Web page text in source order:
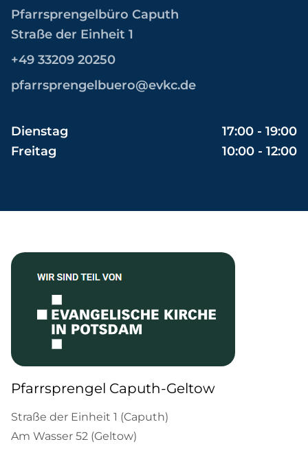
Pfarrsprengelbüro Caputh
Straße der Einheit 1
+49 33209 20250
pfarrsprengelbuero@evkc.de
Dienstag
17:00 - 19:00
Freitag
10:00 - 12:00
Pfarrsprengel Caputh-Geltow
Straße der Einheit 1 (Caputh)
Am Wasser 52 (Geltow)